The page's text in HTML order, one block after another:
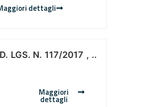
dettagli
LGS. N. 117/2017 , ..
Maggiori
dettagli